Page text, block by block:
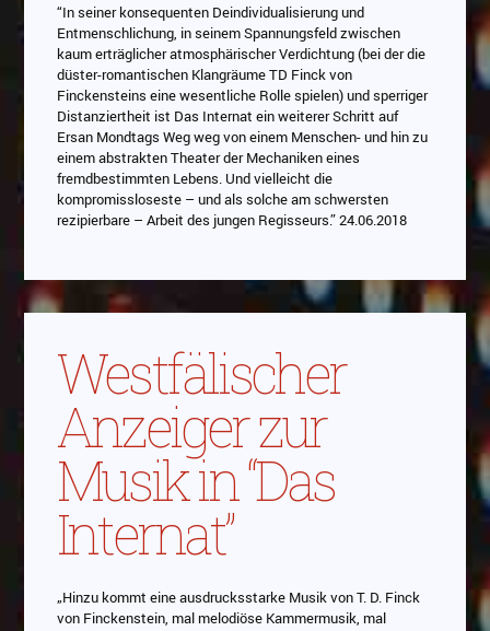
“In seiner konsequenten Deindividualisierung und
Entmenschlichung, in seinem Spannungsfeld zwischen
kaum erträglicher atmosphärischer Verdichtung (bei der die
düster-romantischen Klangräume TD Finck von
Finckensteins eine wesentliche Rolle spielen) und sperriger
Distanziertheit ist Das Internat ein weiterer Schritt auf
Ersan Mondtags Weg weg von einem Menschen- und hin zu
einem abstrakten Theater der Mechaniken eines
fremdbestimmten Lebens. Und vielleicht die
kompromissloseste – und als solche am schwersten
rezipierbare – Arbeit des jungen Regisseurs.” 24.06.2018
Westfälischer
Anzeiger zur
Musik in “Das
Internat”
„Hinzu kommt eine ausdrucksstarke Musik von T. D. Finck
von Finckenstein, mal melodiöse Kammermusik, mal